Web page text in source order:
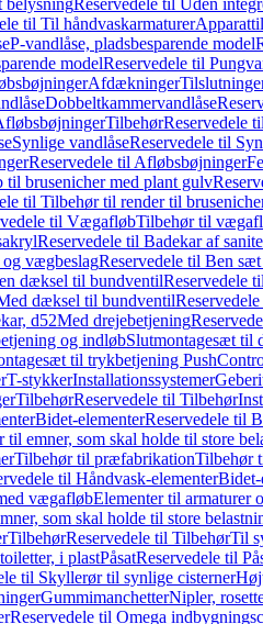
belysningReservedele til Uden
til Til håndvaskarmaturer
P-vandlåse, pladsbesparende model
modelReservedele til
Afdækninger
Dobbeltkammervandlåse
TilbehørReservedele
Synlige vandlåseReservedele til
Reservedele til Afløbsbøjninger
til brusenicher med plant gulv
til Tilbehør til render til
til VægafløbTilbehør til
Reservedele til Badekar af
vægbeslagReservedele til Ben
dæksel til bundventilReservedele
dæksel til bundventil
d52Med drejebetjening
og indløbSlutmontagesæt til
til trykbetjening
T-stykkerInstallationssystemer
TilbehørReservedele til Tilbehør
Bidet-elementerReservedele til
til emner, som skal holde til store
Tilbehør til præfabrikationTilbehør
til Håndvask-elementerBidet-
vægafløbElementer til armaturer
som skal holde til store
TilbehørReservedele til TilbehørTil
i plastPåsatReservedele til
til Skyllerør til synlige cisterner
GummimanchetterNipler,
Reservedele til Omega